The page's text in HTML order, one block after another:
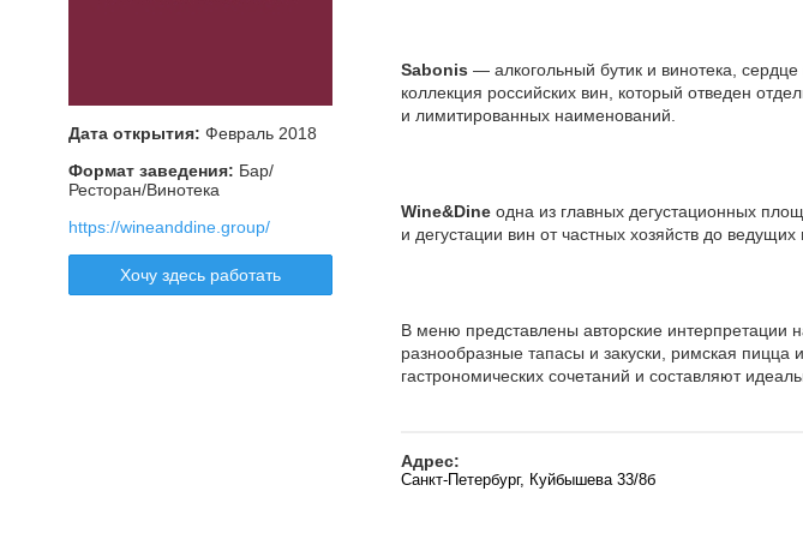
Sabonis — алкогольный бутик и винотека,
коллекция российских вин, который отведен
и лимитированных наименований.
Wine&Dine одна из главных дегустационных
и дегустации вин от частных хозяйств до
В меню представлены авторские интерпретации
разнообразные тапасы и закуски, римская
гастрономических сочетаний и составляют
Адрес:
Санкт-Петербург, Куйбышева 33/8б
Дата открытия: Февраль 2018
Формат заведения: Бар/
Ресторан/Винотека
https://wineanddine.group/
Хочу здесь работать